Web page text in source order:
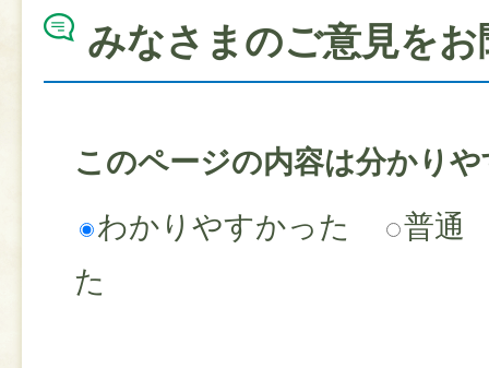
みなさまのご意見を
このページの内容は分かり
わかりやすかった
普通
た